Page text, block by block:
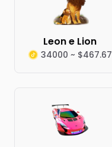
Leon e Lion
34000 ~ $467.67